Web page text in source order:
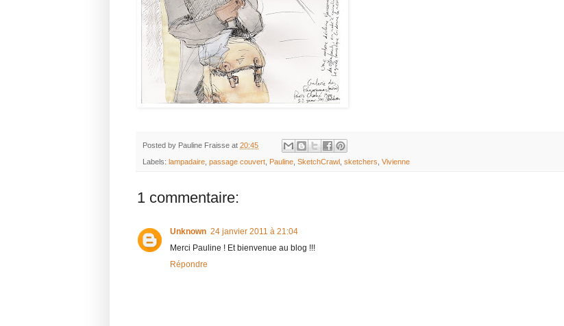
Posted by Pauline Fraisse at 20:45
Labels: lampadaire passage couvert Pauline SketchCrawl sketchers Vivienne
1 commentaire:
Unknown 24 janvier 2011 à 21:04
Merci Pauline ! Et bienvenue au blog !!!
Répondre